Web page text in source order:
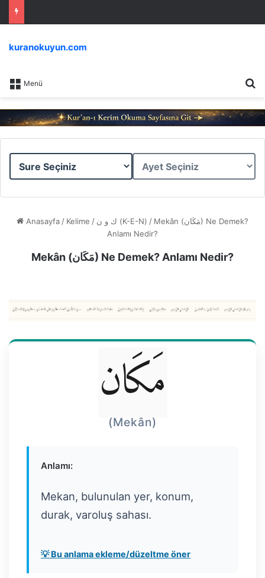
Menü
kuranokuyun.com
Sure
Ayet
Anasayfa / Kelime / ك و ن (K-E-N) / Mekân (مَكَان) Ne Demek?
Anlamı Nedir?
Mekân (مَكَان) Ne Demek? Anlamı Nedir?
مَكَان
(Mekân)
Anlamı:
Mekan, bulunulan yer, konum,
durak, varoluş sahası.
💡 Bu anlama ekleme/düzeltme öner